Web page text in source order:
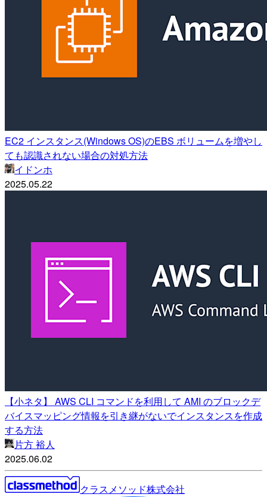
EC2 インスタンス(Windows OS)のEBS ボリュームを増やし
ても認識されない場合の対処方法
イドンホ
2025.05.22
【小ネタ】 AWS CLI コマンドを利用して AMI のブロックデ
バイスマッピング情報を引き継がないでインスタンスを作成
する方法
片方 裕人
2025.06.02
クラスメソッド株式会社